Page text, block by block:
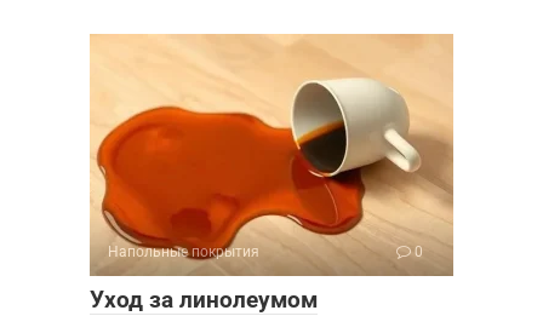
Напольные покрытия 0
Уход за линолеумом